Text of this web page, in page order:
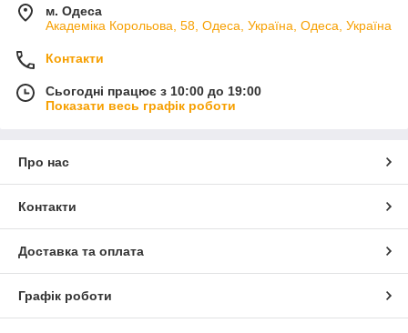
м. Одеса
Академіка Корольова, 58, Одеса, Україна, Одеса, Україна
Контакти
Сьогодні працює з 10:00 до 19:00
Показати весь графік роботи
Про нас
Контакти
Доставка та оплата
Графік роботи